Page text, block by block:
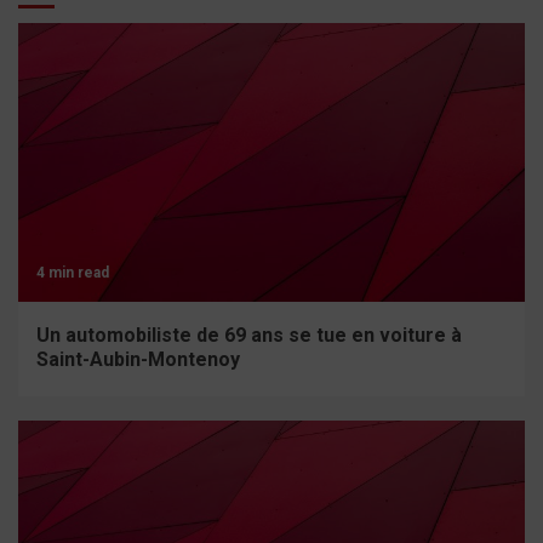
4 min read
Un automobiliste de 69 ans se tue en voiture à
Saint-Aubin-Montenoy